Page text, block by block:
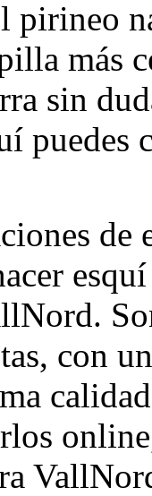
pirineo
más
sin
puedes
con